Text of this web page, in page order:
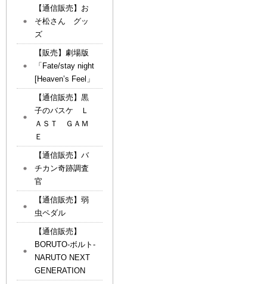
【通信販売】お
そ松さん グッ
ズ
【販売】劇場版
「Fate/stay night
[Heaven’s Feel」
【通信販売】黒
子のバスケ Ｌ
ＡＳＴ ＧＡＭ
Ｅ
【通信販売】バ
チカン奇跡調査
官
【通信販売】弱
虫ペダル
【通信販売】
BORUTO-ボルト-
NARUTO NEXT
GENERATION